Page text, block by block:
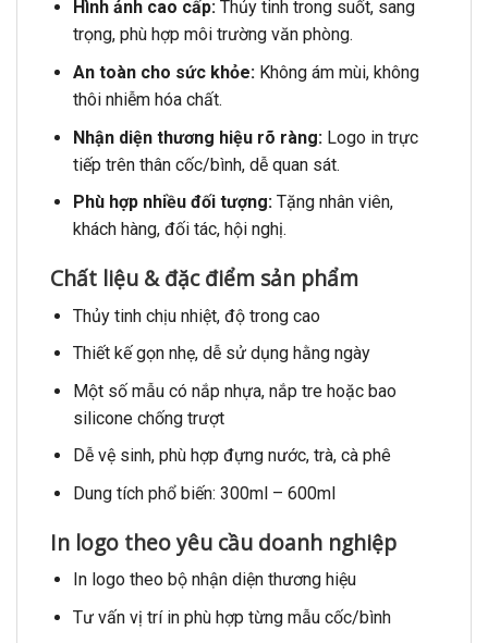
Hình ảnh cao cấp:Thủy tinh trong suốt, sang
trọng, phù hợp môi trường văn phòng.
An toàn cho sức khỏe:Không ám mùi, không
thôi nhiễm hóa chất.
Nhận diện thương hiệu rõ ràng:Logo in trực
tiếp trên thân cốc/bình, dễ quan sát.
Phù hợp nhiều đối tượng:Tặng nhân viên,
khách hàng, đối tác, hội nghị.
Chất liệu & đặc điểm sản phẩm
Thủy tinh chịu nhiệt, độ trong cao
Thiết kế gọn nhẹ, dễ sử dụng hằng ngày
Một số mẫu có nắp nhựa, nắp tre hoặc bao
silicone chống trượt
Dễ vệ sinh, phù hợp đựng nước, trà, cà phê
Dung tích phổ biến: 300ml – 600ml
In logo theo yêu cầu doanh nghiệp
In logo theo bộ nhận diện thương hiệu
Tư vấn vị trí in phù hợp từng mẫu cốc/bình